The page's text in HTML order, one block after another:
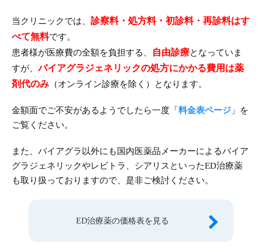
当クリニックでは、 診察料・処方料・初診料・再診料はす
べて無料です。
患者様が医療費の全額を負担する、
自由診療となっていま
すが、バイアグラジェネリックの処方にかかる費用は薬
剤代のみ （オンライン診療を除く）となります。
金額面でご不安があるようでしたら一度「料金表ページ 」を
ご覧ください。
また、バイアグラ以外にも国内医薬品メーカーによるバイア
グラジェネリックやレビトラ、シアリスといったED治療薬
も取り扱っておりますので、是非ご検討ください。
ED治療薬の価格表を見る